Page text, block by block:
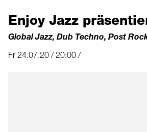
Enjoy Jazz
Global Jazz, Dub Techno, Post
Fr 24.07.20 / 20:00 /